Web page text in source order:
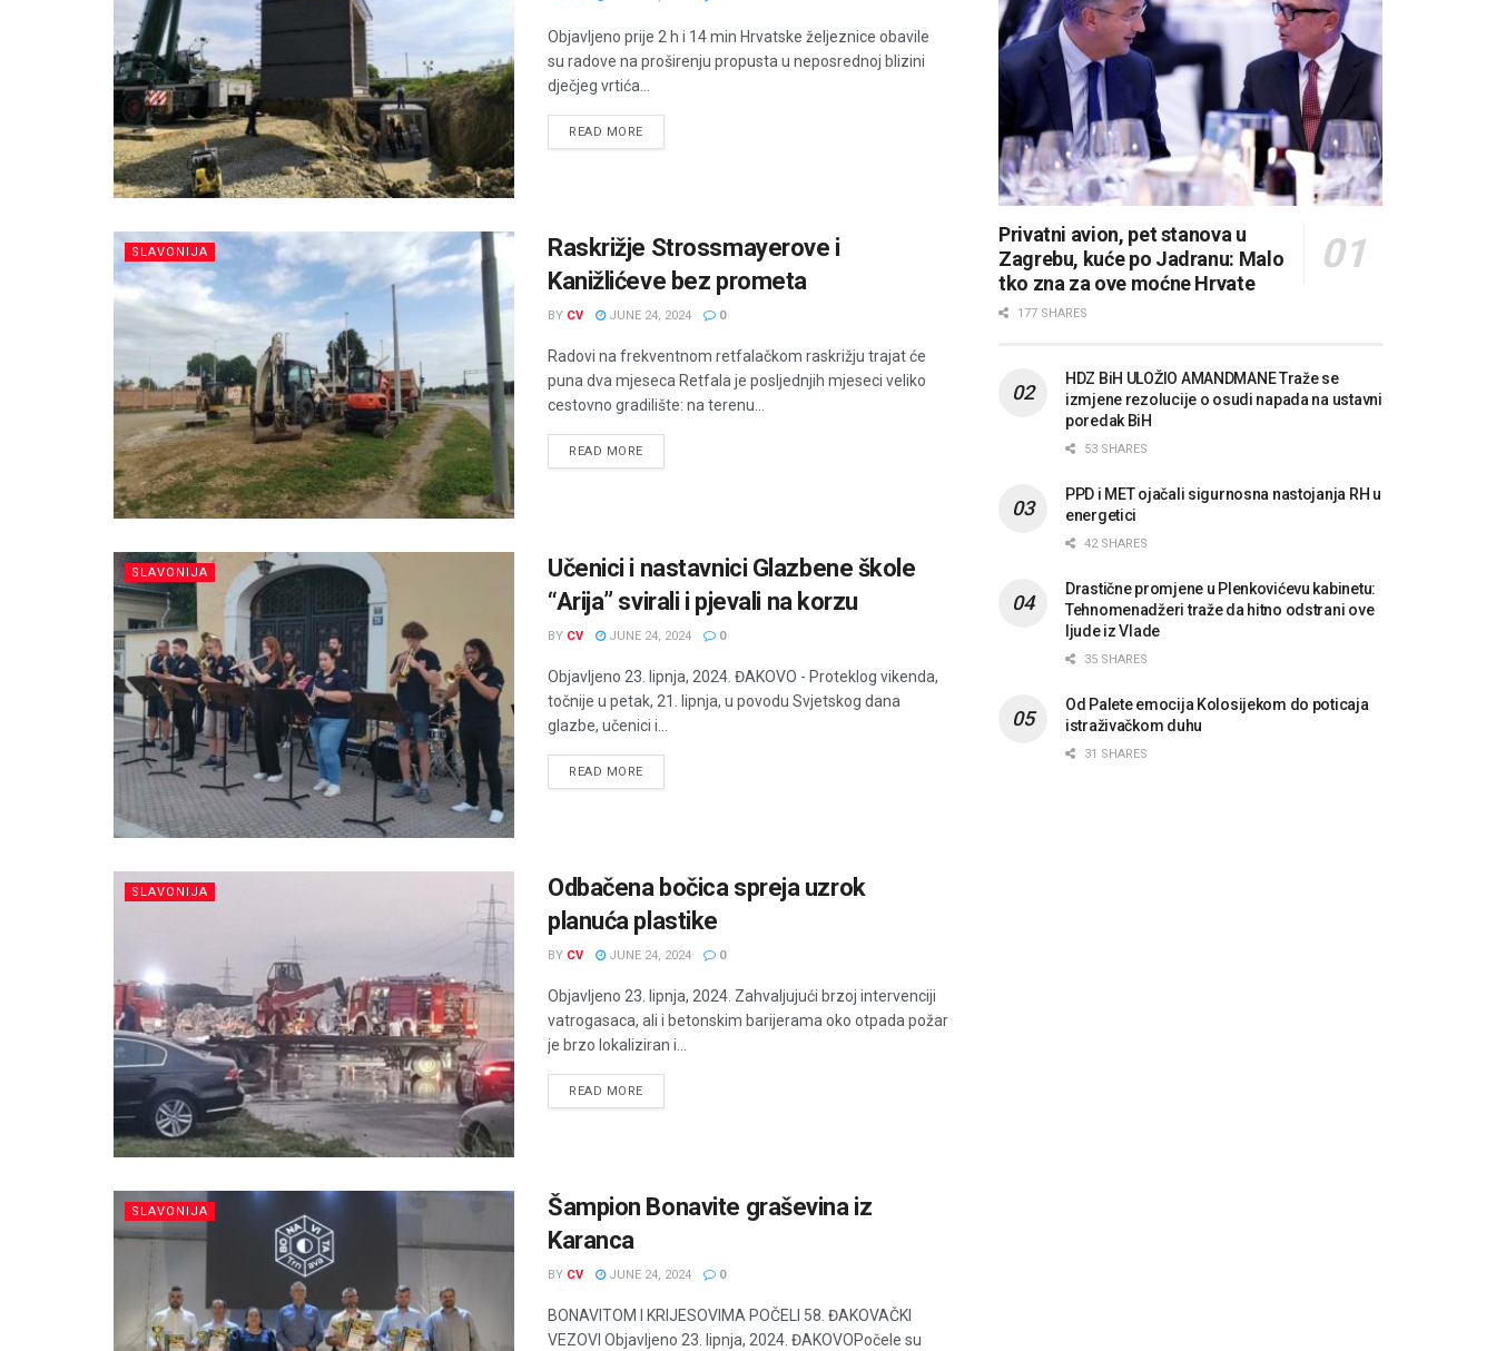
Objavljeno prije 2 h i 14 min Hrvatske željeznice obavile
su radove na proširenju propusta u neposrednoj blizini
dječjeg vrtića...
READ MORE
SLAVONIJA
Raskrižje Strossmayerove i
Kanižlićeve bez prometa
BY CV JUNE 24, 2024 0
Radovi na frekventnom retfalačkom raskrižju trajat će
puna dva mjeseca Retfala je posljednjih mjeseci veliko
cestovno gradilište: na terenu...
READ MORE
SLAVONIJA
Učenici i nastavnici Glazbene škole
“Arija” svirali i pjevali na korzu
BY CV JUNE 24, 2024 0
Objavljeno 23. lipnja, 2024. ĐAKOVO - Proteklog vikenda,
točnije u petak, 21. lipnja, u povodu Svjetskog dana
glazbe, učenici i...
READ MORE
SLAVONIJA
Odbačena bočica spreja uzrok
planuća plastike
BY CV JUNE 24, 2024 0
Objavljeno 23. lipnja, 2024. Zahvaljujući brzoj intervenciji
vatrogasaca, ali i betonskim barijerama oko otpada požar
je brzo lokaliziran i...
READ MORE
SLAVONIJA
Šampion Bonavite graševina iz
Karanca
BY CV JUNE 24, 2024 0
BONAVITOM I KRIJESOVIMA POČELI 58. ĐAKOVAČKI
VEZOVI Objavljeno 23. lipnja, 2024. ĐAKOVOPočele su
Privatni avion, pet stanova u
Zagrebu, kuće po Jadranu: Malo
tko zna za ove moćne Hrvate
177 SHARES
HDZ BiH ULOŽIO AMANDMANE Traže se
izmjene rezolucije o osudi napada na ustavni
poredak BiH
53 SHARES
PPD i MET ojačali sigurnosna nastojanja RH u
energetici
42 SHARES
Drastične promjene u Plenkovićevu kabinetu:
Tehnomenadžeri traže da hitno odstrani ove
ljude iz Vlade
35 SHARES
Od Palete emocija Kolosijekom do poticaja
istraživačkom duhu
31 SHARES